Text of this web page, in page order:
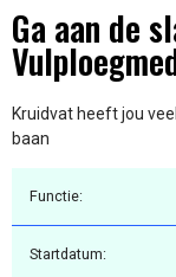
Ga aan de
Kruidvat heeft jou
baan
Functie:
Startdatum: